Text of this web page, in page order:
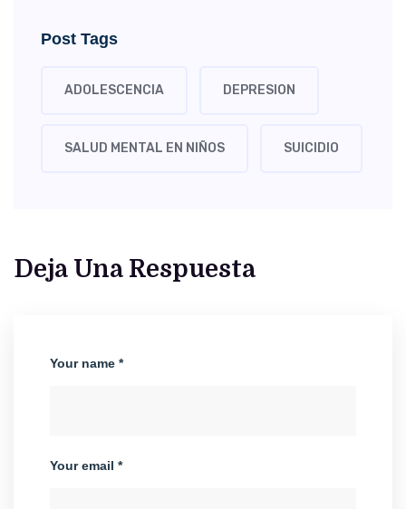
Post Tags
ADOLESCENCIA DEPRESION
SALUD MENTAL EN NIÑOS SUICIDIO
Deja Una Respuesta
Your name *
Your email *